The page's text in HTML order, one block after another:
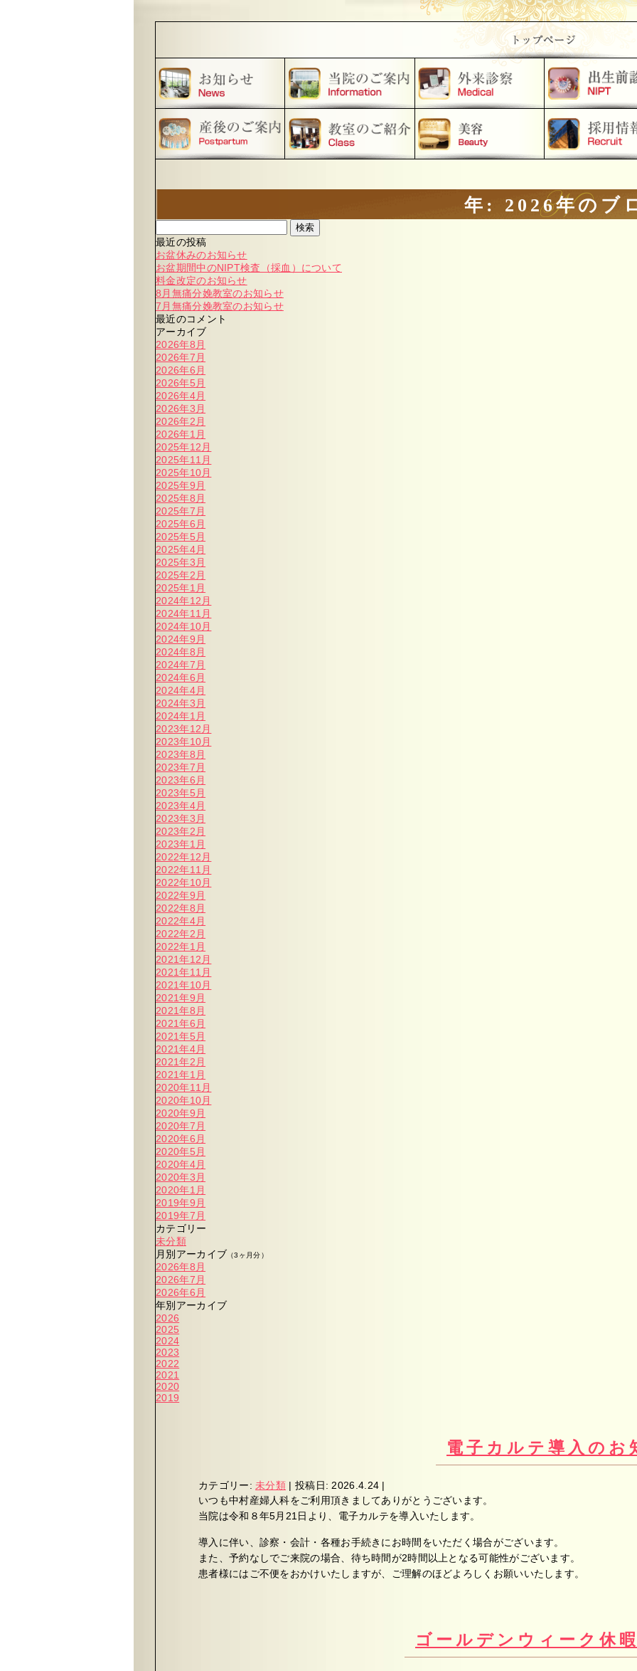
年: 2026年のブ
検索
最近の投稿
お盆休みのお知らせ
お盆期間中のNIPT検査（採血）について
料金改定のお知らせ
8月無痛分娩教室のお知らせ
7月無痛分娩教室のお知らせ
最近のコメント
アーカイブ
2026年8月
2026年7月
2026年6月
2026年5月
2026年4月
2026年3月
2026年2月
2026年1月
2025年12月
2025年11月
2025年10月
2025年9月
2025年8月
2025年7月
2025年6月
2025年5月
2025年4月
2025年3月
2025年2月
2025年1月
2024年12月
2024年11月
2024年10月
2024年9月
2024年8月
2024年7月
2024年6月
2024年4月
2024年3月
2024年1月
2023年12月
2023年10月
2023年8月
2023年7月
2023年6月
2023年5月
2023年4月
2023年3月
2023年2月
2023年1月
2022年12月
2022年11月
2022年10月
2022年9月
2022年8月
2022年4月
2022年2月
2022年1月
2021年12月
2021年11月
2021年10月
2021年9月
2021年8月
2021年6月
2021年5月
2021年4月
2021年2月
2021年1月
2020年11月
2020年10月
2020年9月
2020年7月
2020年6月
2020年5月
2020年4月
2020年3月
2020年1月
2019年9月
2019年7月
カテゴリー
未分類
月別アーカイブ （3ヶ月分）
2026年8月
2026年7月
2026年6月
年別アーカイブ
2026
2025
2024
2023
2022
2021
2020
2019
電子カルテ導入のお
カテゴリー:未分類 | 投稿日: 2026.4.24 |
いつも中村産婦人科をご利用頂きましてありがとうございます。
当院は令和８年5月21日より、電子カルテを導入いたします。
導入に伴い、診察・会計・各種お手続きにお時間をいただく場合がございます。
また、予約なしでご来院の場合、待ち時間が2時間以上となる可能性がございます。
患者様にはご不便をおかけいたしますが、ご理解のほどよろしくお願いいたします。
ゴールデンウィーク休